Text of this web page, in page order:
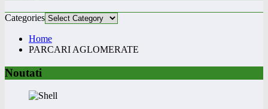
Categories
Home
PARCARI AGLOMERATE
Noutati